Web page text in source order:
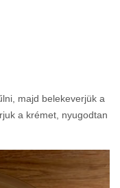
majd belekeverjük a
a krémet, nyugodtan